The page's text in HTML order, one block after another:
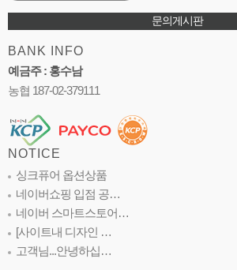
문의게시판
BANK INFO
예금주 : 홍수남
농협 187-02-379111
NOTICE
싱크퓨어 옵션상품
네이버쇼핑 입점 공…
네이버 스마트스토어…
[사이트내 디자인 …
고객님...안녕하십…